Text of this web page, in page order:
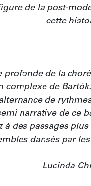
de la post-
cette
profonde de la
complexe de
de
narrative de ce
à des passages
dansés par
Lucinda